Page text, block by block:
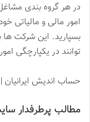
در هر گروه بندی
امور مالی و مالیاتی
بسپارید. این شرکت ها
توانند در یکپارچگی
حساب اندیش ایرانیان | hesabandish.com
مطالب پرطرفدار